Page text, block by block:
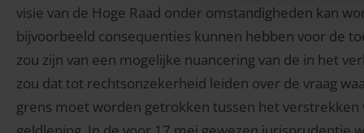
visie van de Hoge Raad onder omstandigheden kan
bijvoorbeeld consequenties kunnen hebben voor de
zou zijn van een mogelijke nuancering van de in het
zou dat tot rechtsonzekerheid leiden over de vraag
grens moet worden getrokken tussen het